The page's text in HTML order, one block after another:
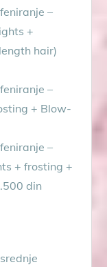
–
+
hair)
–
+ Blow-
–
+ frosting +
din